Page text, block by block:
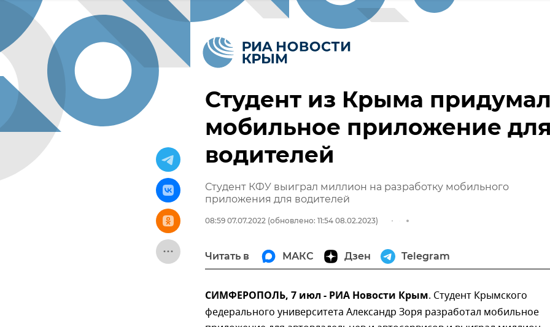
Студент из Крыма
мобильное приложение
водителей
Студент КФУ выиграл миллион на разработку мобильного
приложения для водителей
08:59 07.07.2022 (обновлено: 11:54 08.02.2023)
Читать в МАКС Дзен Telegram
СИМФЕРОПОЛЬ, 7 июл - РИА Новости Крым. Студент Крымского
федерального университета Александр Зоря разработал мобильное